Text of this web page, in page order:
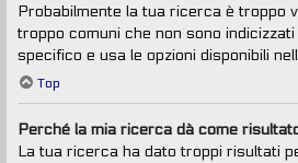
Probabilmente la tua ricerca è troppo
troppo comuni che non sono indicizzati
specifico e usa le opzioni disponibili
Top
Perché la mia ricerca dà come
La tua ricerca ha dato troppi risultati